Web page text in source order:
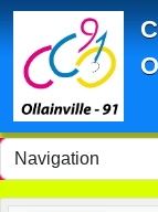
Panneau de